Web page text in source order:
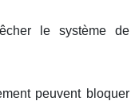
le système de
peuvent bloquer